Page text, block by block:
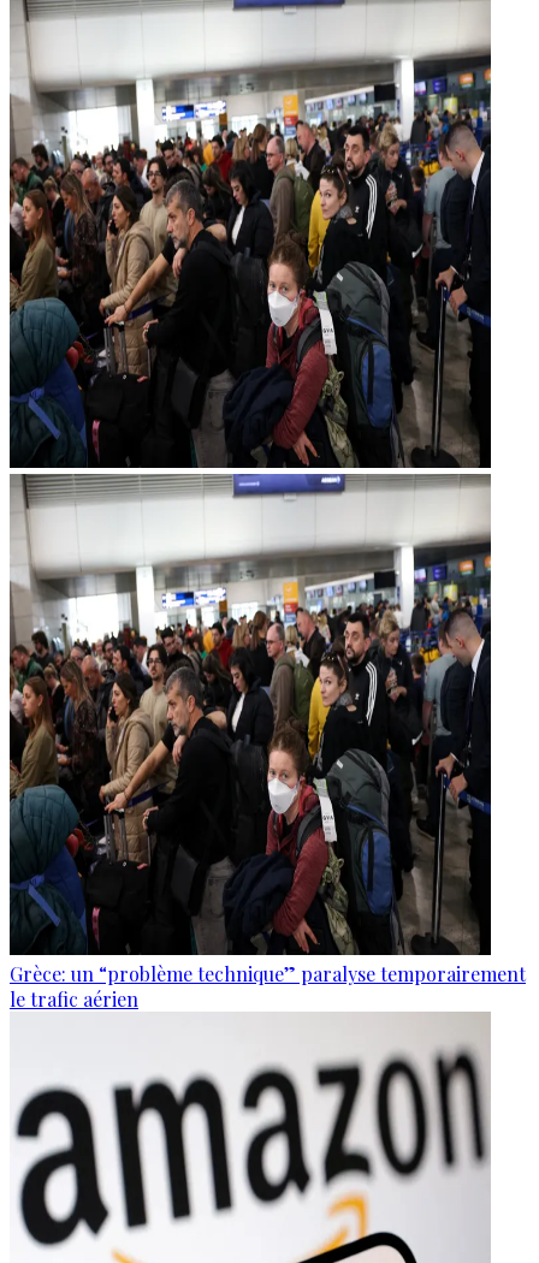
Grèce: un “problème technique” paralyse temporairement
le trafic aérien